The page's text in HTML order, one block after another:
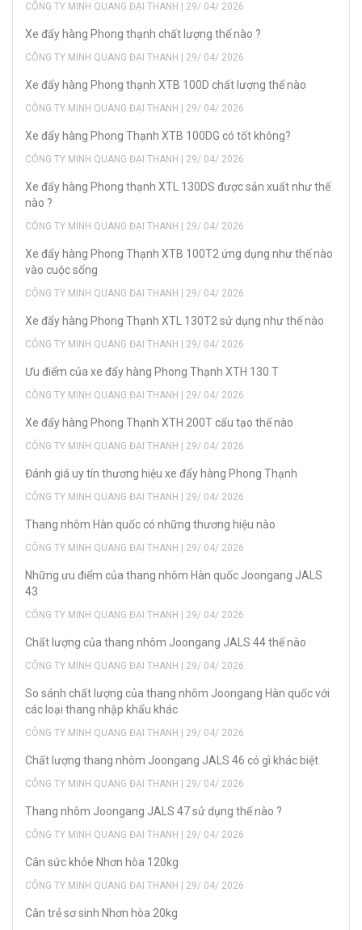
CÔNG TY MINH QUANG ĐẠI THANH | 29/ 04/ 2026
Xe đẩy hàng Phong thạnh chất lượng thế nào ?
CÔNG TY MINH QUANG ĐẠI THANH | 29/ 04/ 2026
Xe đẩy hàng Phong thạnh XTB 100D chất lượng thế nào
CÔNG TY MINH QUANG ĐẠI THANH | 29/ 04/ 2026
Xe đẩy hàng Phong Thạnh XTB 100DG có tốt không?
CÔNG TY MINH QUANG ĐẠI THANH | 29/ 04/ 2026
Xe đẩy hàng Phong thạnh XTL 130DS được sản xuất như thế
nào ?
CÔNG TY MINH QUANG ĐẠI THANH | 29/ 04/ 2026
Xe đẩy hàng Phong Thạnh XTB 100T2 ứng dụng như thế nào
vào cuộc sống
CÔNG TY MINH QUANG ĐẠI THANH | 29/ 04/ 2026
Xe đẩy hàng Phong Thạnh XTL 130T2 sử dụng như thế nào
CÔNG TY MINH QUANG ĐẠI THANH | 29/ 04/ 2026
Ưu điểm của xe đẩy hàng Phong Thạnh XTH 130 T
CÔNG TY MINH QUANG ĐẠI THANH | 29/ 04/ 2026
Xe đẩy hàng Phong Thạnh XTH 200T cấu tạo thế nào
CÔNG TY MINH QUANG ĐẠI THANH | 29/ 04/ 2026
Đánh giá uy tín thương hiệu xe đẩy hàng Phong Thạnh
CÔNG TY MINH QUANG ĐẠI THANH | 29/ 04/ 2026
Thang nhôm Hàn quốc có những thương hiệu nào
CÔNG TY MINH QUANG ĐẠI THANH | 29/ 04/ 2026
Những ưu điểm của thang nhôm Hàn quốc Joongang JALS
43
CÔNG TY MINH QUANG ĐẠI THANH | 29/ 04/ 2026
Chất lượng của thang nhôm Joongang JALS 44 thế nào
CÔNG TY MINH QUANG ĐẠI THANH | 29/ 04/ 2026
So sánh chất lượng của thang nhôm Joongang Hàn quốc với
các loại thang nhập khẩu khác
CÔNG TY MINH QUANG ĐẠI THANH | 29/ 04/ 2026
Chất lượng thang nhôm Joongang JALS 46 có gì khác biệt
CÔNG TY MINH QUANG ĐẠI THANH | 29/ 04/ 2026
Thang nhôm Joongang JALS 47 sử dụng thế nào ?
CÔNG TY MINH QUANG ĐẠI THANH | 29/ 04/ 2026
Cân sức khỏe Nhơn hòa 120kg
CÔNG TY MINH QUANG ĐẠI THANH | 29/ 04/ 2026
Cân trẻ sơ sinh Nhơn hòa 20kg